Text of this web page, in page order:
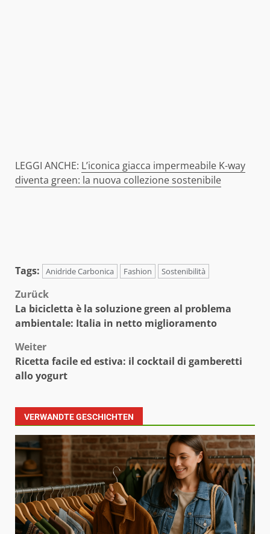
LEGGI ANCHE: L’iconica giacca impermeabile K-way
diventa green: la nuova collezione sostenibile
Tags: Anidride Carbonica Fashion Sostenibilità
Beitragsnavigation
Zurück
La bicicletta è la soluzione green al problema
ambientale: Italia in netto miglioramento
Weiter
Ricetta facile ed estiva: il cocktail di gamberetti
allo yogurt
VERWANDTE GESCHICHTEN